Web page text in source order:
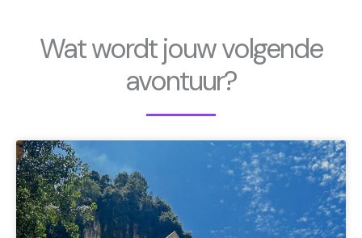
Wat wordt jouw volgende
avontuur?